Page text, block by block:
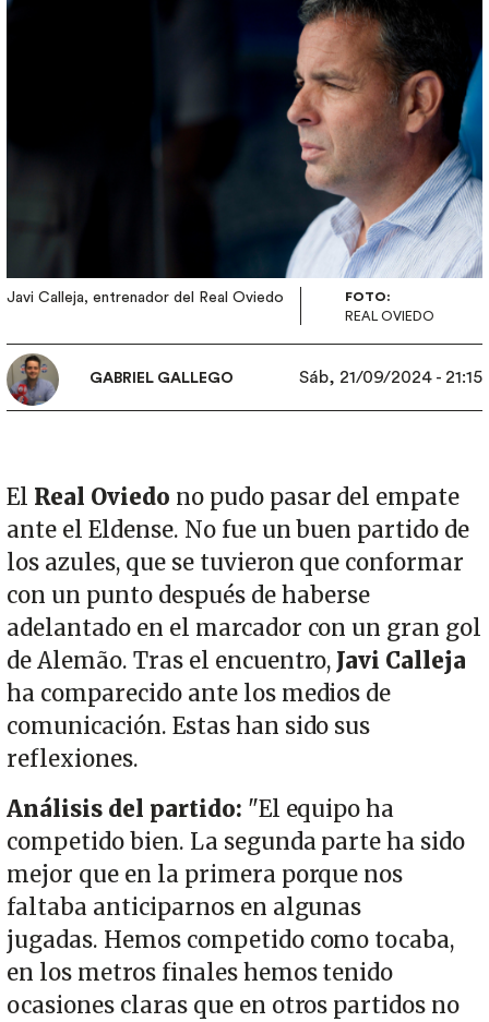
Javi Calleja, entrenador del Real Oviedo
FOTO:
REAL OVIEDO
GABRIEL GALLEGO Sáb, 21/09/2024 - 21:15
El Real Oviedo no pudo pasar del empate
ante el Eldense. No fue un buen partido de
los azules, que se tuvieron que conformar
con un punto después de haberse
adelantado en el marcador con un gran gol
de Alemão. Tras el encuentro, Javi Calleja
ha comparecido ante los medios de
comunicación. Estas han sido sus
reflexiones.
Análisis del partido: "El equipo ha
competido bien. La segunda parte ha sido
mejor que en la primera porque nos
faltaba anticiparnos en algunas
jugadas. Hemos competido como tocaba,
en los metros finales hemos tenido
ocasiones claras que en otros partidos no